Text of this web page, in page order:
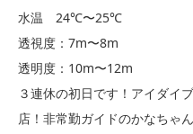
水温 24℃〜25℃
透視度：7m〜8m
透明度：10m〜12m
３連休の初日です！アイダイ
店！非常勤ガイドのかなちゃ